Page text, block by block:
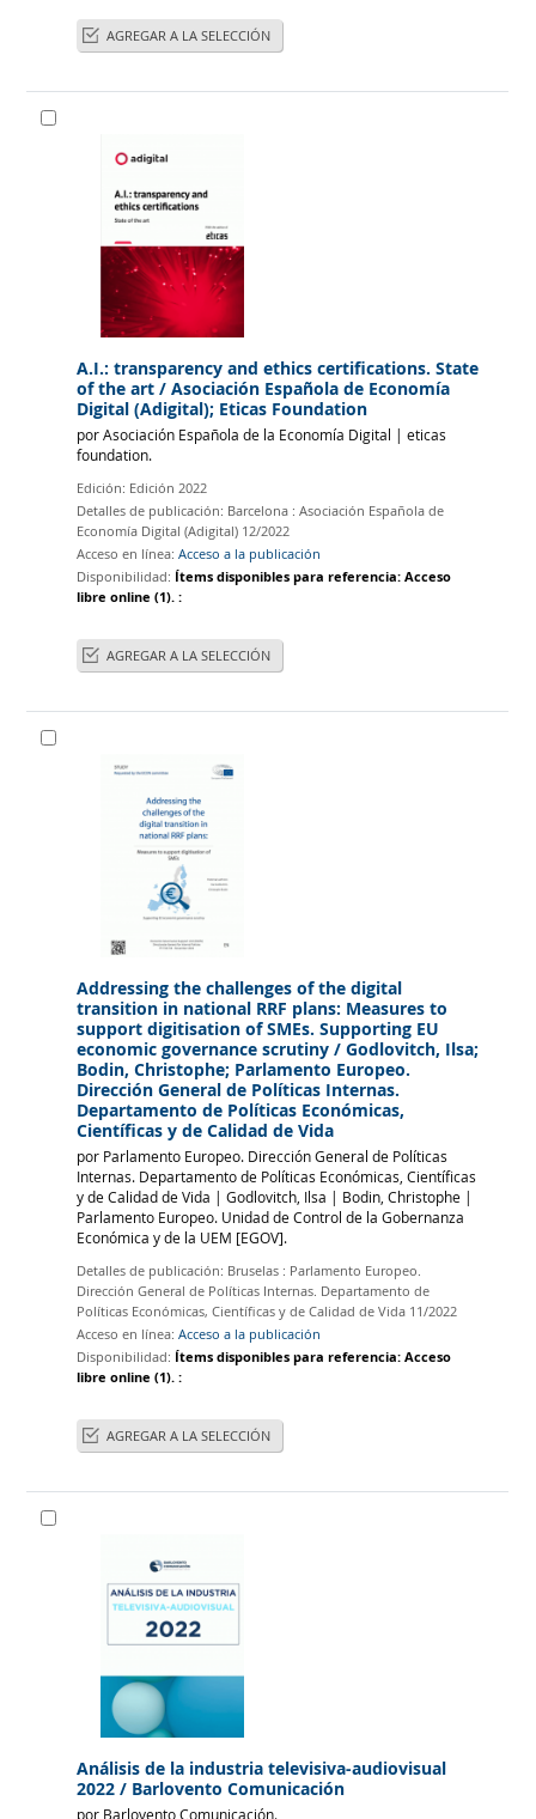
AGREGAR A LA SELECCIÓN
A.I.: transparency and ethics certifications. State
of the art/ Asociación Española de Economía
Digital (Adigital); Eticas Foundation
porAsociación Española de la Economía Digital |eticas
foundation.
Edición: Edición 2022
Detalles de publicación: Barcelona : Asociación Española de
Economía Digital (Adigital) 12/2022
Acceso en línea:Acceso a la publicación
Disponibilidad: Ítems disponibles para referencia:Acceso
libre online (1).:
AGREGAR A LA SELECCIÓN
Addressing the challenges of the digital
transition in national RRF plans: Measures to
support digitisation of SMEs. Supporting EU
economic governance scrutiny/ Godlovitch, Ilsa;
Bodin, Christophe; Parlamento Europeo.
Dirección General de Políticas Internas.
Departamento de Políticas Económicas,
Científicas y de Calidad de Vida
por Parlamento Europeo. Dirección General de Políticas
Internas. Departamento de Políticas Económicas, Científicas
y de Calidad de Vida |Godlovitch, Ilsa | Bodin, Christophe |
Parlamento Europeo. Unidad de Control de la Gobernanza
Económica y de la UEM [EGOV].
Detalles de publicación: Bruselas : Parlamento Europeo.
Dirección General de Políticas Internas. Departamento de
Políticas Económicas, Científicas y de Calidad de Vida 11/2022
Acceso en línea:Acceso a la publicación
Disponibilidad: Ítems disponibles para referencia:Acceso
libre online (1).:
AGREGAR A LA SELECCIÓN
Análisis de la industria televisiva-audiovisual
2022/ Barlovento Comunicación
por Barlovento Comunicación.